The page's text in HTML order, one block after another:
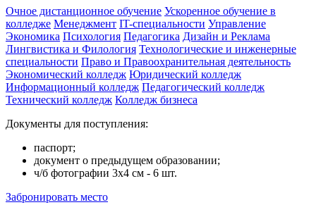
Очное дистанционное обучение Ускоренное обучение в
колледже Менеджмент IT-специальности Управление
Экономика Психология Педагогика Дизайн и Реклама
Лингвистика и Филология Технологические и инженерные
специальности Право и Правоохранительная деятельность
Экономический колледж Юридический колледж
Информационный колледж Педагогический колледж
Технический колледж Колледж бизнеса
Документы для поступления:
паспорт;
документ о предыдущем образовании;
ч/б фотографии 3х4 см - 6 шт.
Забронировать место